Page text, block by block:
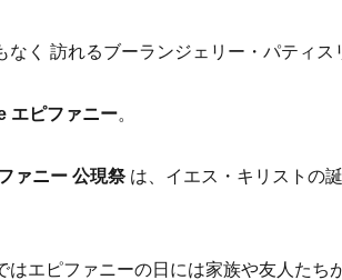
なく 訪れるブーランジェリー・パティス
エピファニー。
ァニー 公現祭 は、イエス・キリストの
はエピファニーの日には家族や友人たち